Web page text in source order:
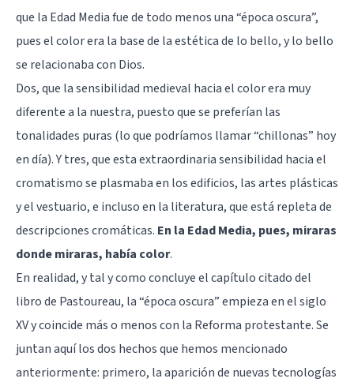
que la Edad Media fue de todo menos una “época oscura”,
pues el color era la base de la estética de lo bello, y lo bello
se relacionaba con Dios.
Dos, que la sensibilidad medieval hacia el color era muy
diferente a la nuestra, puesto que se preferían las
tonalidades puras (lo que podríamos llamar “chillonas” hoy
en día). Y tres, que esta extraordinaria sensibilidad hacia el
cromatismo se plasmaba en los edificios, las artes plásticas
y el vestuario, e incluso en la literatura, que está repleta de
descripciones cromáticas. En la Edad Media, pues, miraras
donde miraras, había color.
En realidad, y tal y como concluye el capítulo citado del
libro de Pastoureau, la “época oscura” empieza en el siglo
XV y coincide más o menos con la Reforma protestante. Se
juntan aquí los dos hechos que hemos mencionado
anteriormente: primero, la aparición de nuevas tecnologías